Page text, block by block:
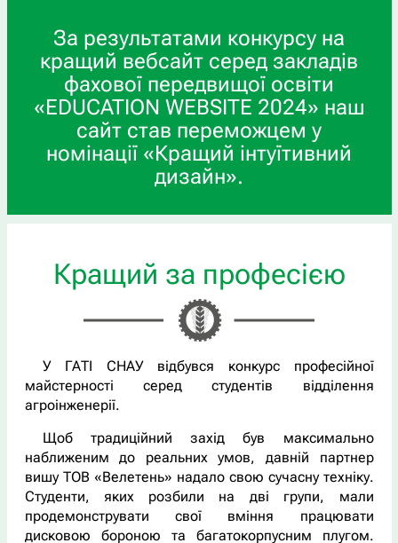
За результатами конкурсу на
кращий вебсайт серед закладів
фахової передвищої освіти
«EDUCATION WEBSITE 2024» наш
сайт став переможцем у
номінації «Кращий інтуїтивний
дизайн».
Кращий за професією
У ГАТІ СНАУ відбувся конкурс професійної
майстерності серед студентів відділення
агроінженерії.
Щоб традиційний захід був максимально
наближеним до реальних умов, давній партнер
вишу ТОВ «Велетень» надало свою сучасну техніку.
Студенти, яких розбили на дві групи, мали
продемонструвати свої вміння працювати
дисковою бороною та багатокорпусним плугом.